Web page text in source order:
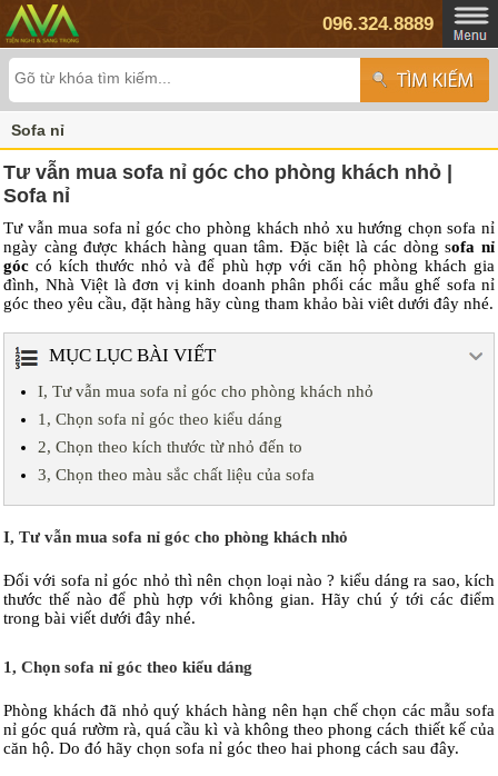
096.324.8889
Sofa nỉ
Tư vẫn mua sofa nỉ góc cho phòng khách nhỏ |
Sofa nỉ
Tư vẫn mua sofa nỉ góc cho phòng khách nhỏ xu hướng chọn sofa nỉ
ngày càng được khách hàng quan tâm. Đặc biệt là các dòng sofa nỉ
góccó kích thước nhỏ và để phù hợp với căn hộ phòng khách gia
đình, Nhà Việt là đơn vị kinh doanh phân phối các mẫu ghế sofa nỉ
góc theo yêu cầu, đặt hàng hãy cùng tham khảo bài viêt dưới đây nhé.
MỤC LỤC BÀI VIẾT
I, Tư vẫn mua sofa nỉ góc cho phòng khách nhỏ
1, Chọn sofa nỉ góc theo kiểu dáng
2, Chọn theo kích thước từ nhỏ đến to
3, Chọn theo màu sắc chất liệu của sofa
I, Tư vẫn mua sofa nỉ góc cho phòng khách nhỏ
Đối với sofa nỉ góc nhỏ thì nên chọn loại nào ? kiểu dáng ra sao, kích
thước thế nào để phù hợp với không gian. Hãy chú ý tới các điểm
trong bài viết dưới đây nhé.
1, Chọn sofa nỉ góc theo kiểu dáng
Phòng khách đã nhỏ quý khách hàng nên hạn chế chọn các mẫu sofa
nỉ góc quá rườm rà, quá cầu kì và không theo phong cách thiết kế của
căn hộ. Do đó hãy chọn sofa nỉ góc theo hai phong cách sau đây.